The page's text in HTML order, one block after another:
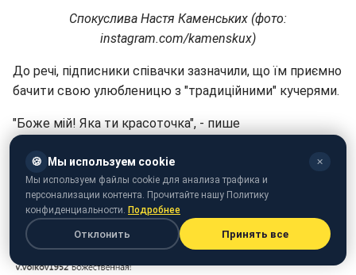
Спокуслива Настя Каменських (фото:
instagram.com/kamenskux)
До речі, підписники співачки зазначили, що їм приємно
бачити свою улюбленицю з "традиційними" кучерями.
"Боже мій! Яка ти красоточка", - пише
irisha_kuznetsova15.
"Обожнюю кучеряхи її", - зазначає gorbenkooo.
"Супер жінка вамп", - комментит ivankoivanov.
🍪 Мы используем cookie ✕
Мы используем файлы cookie для анализа трафика и
персонализации контента. Прочитайте нашу Политику
конфиденциальности. Подробнее
Отклонить Принять все